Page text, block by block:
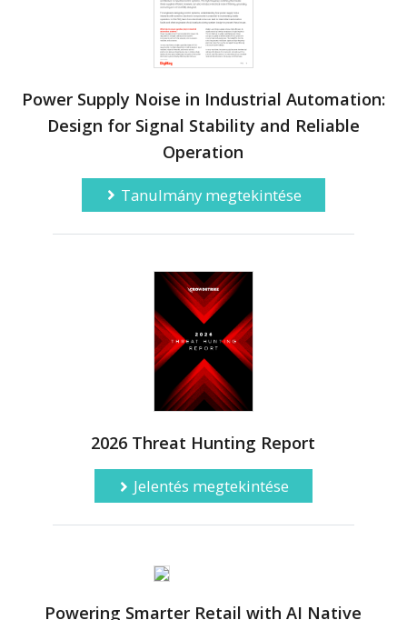
Power Supply Noise in Industrial Automation:
Design for Signal Stability and Reliable
Operation
Tanulmány megtekintése
2026 Threat Hunting Report
Jelentés megtekintése
Powering Smarter Retail with AI Native